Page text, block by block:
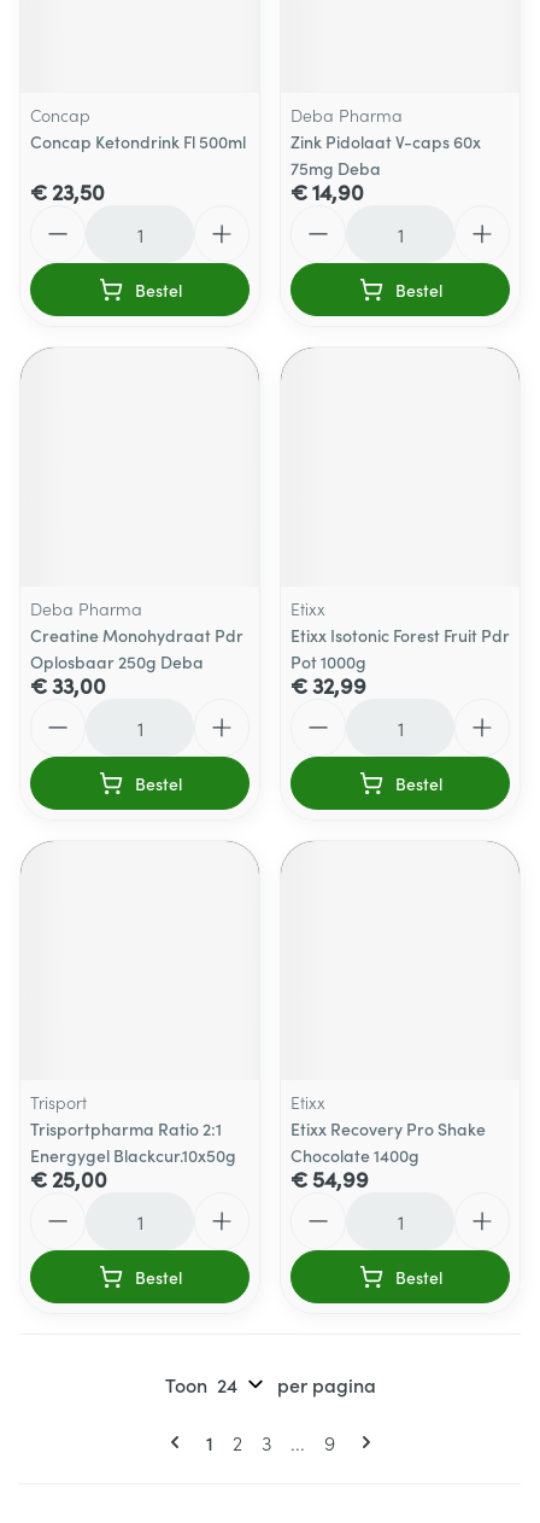
Concap
Concap Ketondrink Fl 500ml
€ 23,50
Bestel
Deba Pharma
Zink Pidolaat V-caps 60x
75mg Deba
€ 14,90
Bestel
Deba Pharma
Creatine Monohydraat Pdr
Oplosbaar 250g Deba
€ 33,00
Bestel
Etixx
Etixx Isotonic Forest Fruit Pdr
Pot 1000g
€ 32,99
Bestel
Trisport
Trisportpharma Ratio 2:1
Energygel Blackcur.10x50g
€ 25,00
Bestel
Etixx
Etixx Recovery Pro Shake
Chocolate 1400g
€ 54,99
Bestel
Pagina's
U lees momenteel pagina
1 Pagina
2 Pagina
3 ... Pagina
9
Toon per pagina